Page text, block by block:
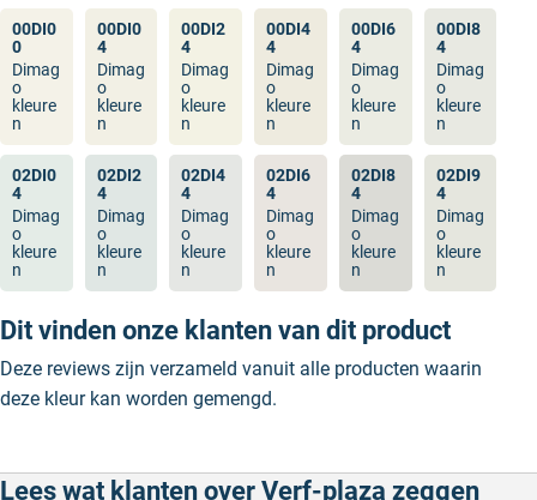
00DI0
0
Dimag
o
kleure
n
00DI0
4
Dimag
o
kleure
n
00DI2
4
Dimag
o
kleure
n
00DI4
4
Dimag
o
kleure
n
00DI6
4
Dimag
o
kleure
n
00DI8
4
Dimag
o
kleure
n
02DI0
4
Dimag
o
kleure
n
02DI2
4
Dimag
o
kleure
n
02DI4
4
Dimag
o
kleure
n
02DI6
4
Dimag
o
kleure
n
02DI8
4
Dimag
o
kleure
n
02DI9
4
Dimag
o
kleure
n
Dit vinden onze klanten van dit product
Deze reviews zijn verzameld vanuit alle producten waarin
deze kleur kan worden gemengd.
Lees wat klanten over Verf-plaza zeggen